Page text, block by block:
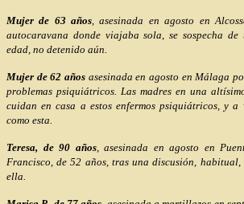
Mujer de 63 años , asesinada en agosto en
autocaravana donde viajaba sola, se sospecha de
edad, no detenido aún.
Mujer de 62 años asesinada en agosto en Málaga
problemas psiquiátricos. Las madres en una
cuidan en casa a estos enfermos psiquiátricos, y a
como esta.
Teresa, de 90 años, asesinada en agosto en
Francisco, de 52 años, tras una discusión,
ella.